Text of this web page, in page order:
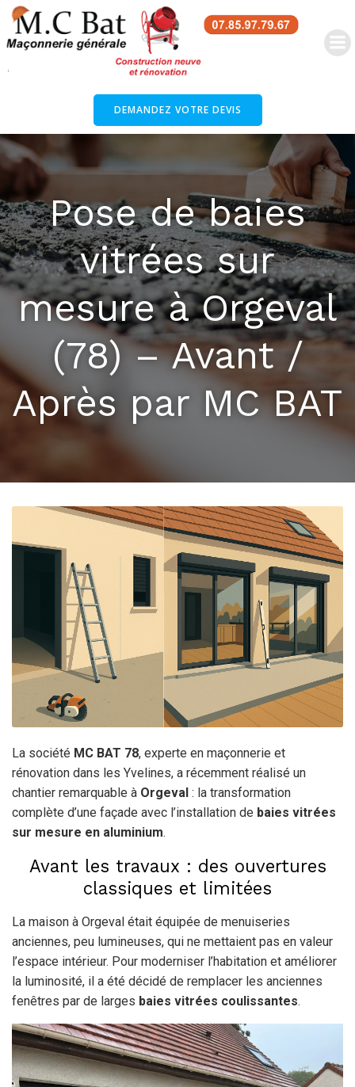
DEMANDEZ VOTRE DEVIS
Pose de baies
vitrées sur
mesure à Orgeval
(78) – Avant /
Après par MC BAT
La société MC BAT 78, experte en maçonnerie et
rénovation dans les Yvelines, a récemment réalisé un
chantier remarquable à Orgeval : la transformation
complète d’une façade avec l’installation de baies vitrées
sur mesure en aluminium.
Avant les travaux : des ouvertures
classiques et limitées
La maison à Orgeval était équipée de menuiseries
anciennes, peu lumineuses, qui ne mettaient pas en valeur
l’espace intérieur. Pour moderniser l’habitation et améliorer
la luminosité, il a été décidé de remplacer les anciennes
fenêtres par de larges baies vitrées coulissantes.